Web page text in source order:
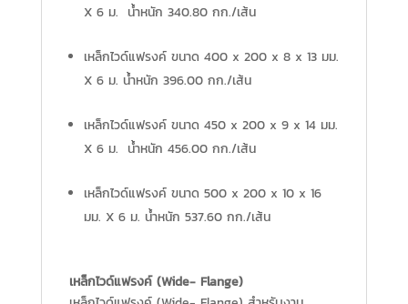
X 6 ม. น้ำหนัก 340.80 กก./เส้น
เหล็กไวด์แฟรงค์ ขนาด 400 x 200 x 8 x 13 มม.
X 6 ม. น้ำหนัก 396.00 กก./เส้น
เหล็กไวด์แฟรงค์ ขนาด 450 x 200 x 9 x 14 มม.
X 6 ม. น้ำหนัก 456.00 กก./เส้น
เหล็กไวด์แฟรงค์ ขนาด 500 x 200 x 10 x 16
มม. X 6 ม. น้ำหนัก 537.60 กก./เส้น
เหล็กไวด์แฟรงค์ (Wide- Flange)